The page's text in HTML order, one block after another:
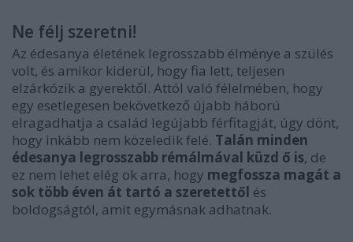
Ne félj szeretni!
Az édesanya életének legrosszabb élménye a szülés
volt, és amikor kiderül, hogy fia lett, teljesen
elzárkózik a gyerektől. Attól való félelmében, hogy
egy esetlegesen bekövetkező újabb háború
elragadhatja a család legújabb férfitagját, úgy dönt,
hogy inkább nem közeledik felé. Talán minden
édesanya legrosszabb rémálmával küzd ő is, de
ez nem lehet elég ok arra, hogy megfossza magát a
sok több éven át tartó a szeretettől és
boldogságtól, amit egymásnak adhatnak.